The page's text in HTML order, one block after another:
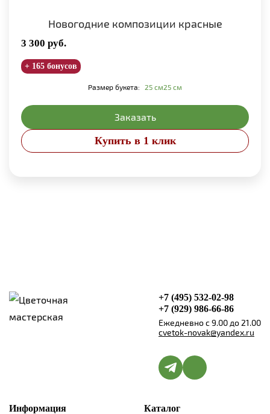
Новогодние композиции красные
3 300 руб.
+ 165 бонусов
Размер букета: 25 см25 см
Заказать
Купить в 1 клик
+7 (495) 532-02-98
+7 (929) 986-66-86
Ежедневно с 9.00 до 21.00
cvetok-novak@yandex.ru
Информация Каталог